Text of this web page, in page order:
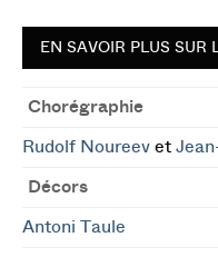
EN SAVOIR PLUS
Chorégraphie
Rudolf Noureev et
Décors
Antoni Taule